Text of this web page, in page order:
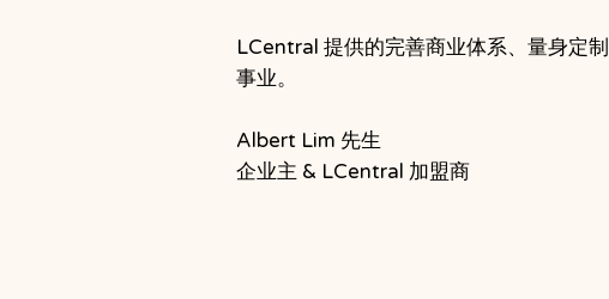
LCentral 提供的完善商业体系、量身定
事业。
Albert Lim 先生
企业主 & LCentral 加盟商